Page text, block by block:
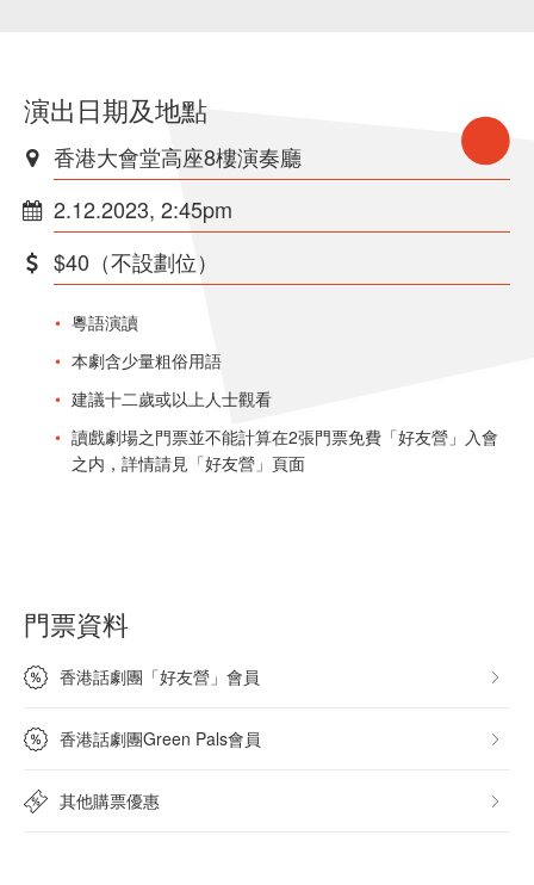
演出日期及地點
香港大會堂高座8樓演奏廳
2.12.2023, 2:45pm
$40（不設劃位）
粵語演讀
本劇含少量粗俗用語
建議十二歲或以上人士觀看
讀戲劇場之門票並不能計算在2張門票免費「好友營」入會
之内，詳情請見「好友營」頁面
門票資料
香港話劇團「好友營」會員
香港話劇團Green Pals會員
其他購票優惠